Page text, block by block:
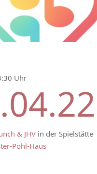
Uhr
& JHV in der Spielstätte
Pohl-Haus